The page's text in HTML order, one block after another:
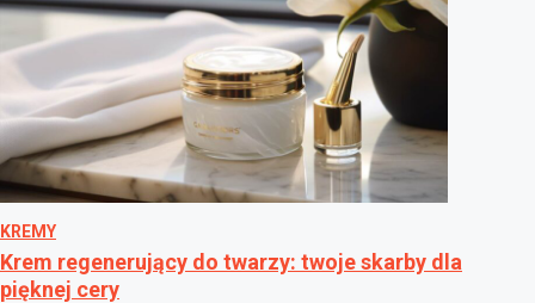
KREMY
Krem regenerujący do twarzy: twoje skarby dla
pięknej cery